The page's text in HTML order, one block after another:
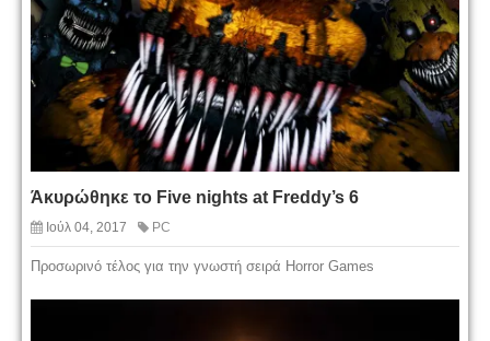
Άκυρώθηκε το Five nights at Freddy’s 6
Ιούλ 04, 2017 PC
Προσωρινό τέλος για την γνωστή σειρά Horror Games